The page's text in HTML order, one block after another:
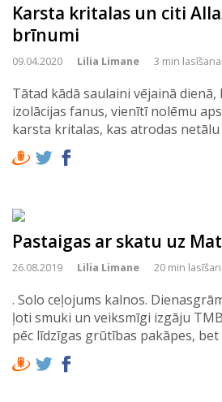
Karsta kritalas un citi
brīnumi
09.04.2020 Lilia Limane 3 min lasīšanai
Tātad kādā saulaini vējainā
izolācijas fanus, vienītī nolēmu
karsta kritalas, kas atrodas
Pastaigas ar skatu uz
26.08.2019 Lilia Limane 20 min
. Solo ceļojums kalnos.
ļoti smuki un veiksmīgi izgāju
pēc līdzīgas grūtības pakāpes, bet